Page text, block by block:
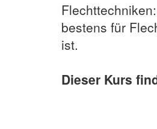
bestens für
ist.
Dieser Kurs